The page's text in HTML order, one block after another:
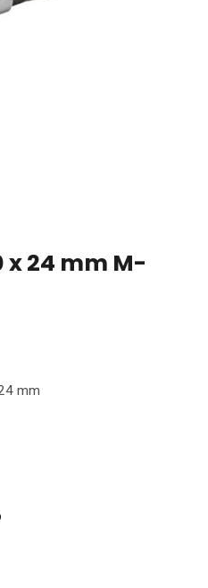
x 24 mm M-
mm